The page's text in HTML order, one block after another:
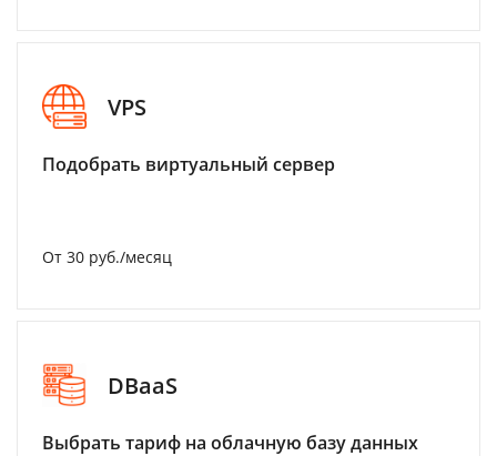
VPS
Подобрать виртуальный сервер
От 30 руб./месяц
DBaaS
Выбрать тариф на облачную базу данных